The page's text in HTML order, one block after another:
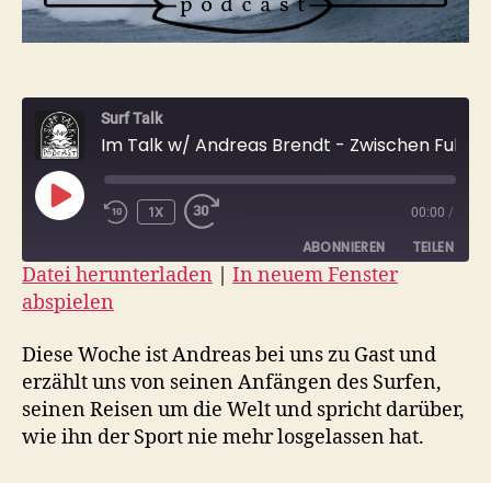
Surf Talk
PLAY
EPISODE
1X 00:00 /
ABONNIEREN TEILEN
TEILEN
LINK
EMBED
Datei herunterladen
In neuem Fenster
abspielen
Diese Woche ist Andreas bei uns zu Gast und
erzählt uns von seinen Anfängen des Surfen,
seinen Reisen um die Welt und spricht darüber,
wie ihn der Sport nie mehr losgelassen hat.